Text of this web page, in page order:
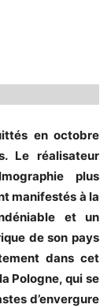
en octobre
Le réalisateur
plus
manifestés à la
et un
de son pays
dans cet
Pologne, qui se
d’envergure